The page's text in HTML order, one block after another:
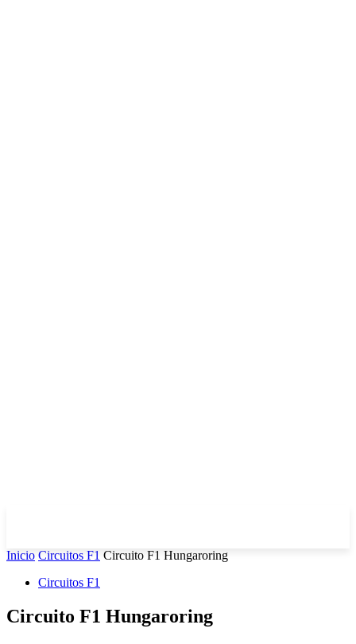
Inicio Circuitos F1 Circuito F1 Hungaroring
Circuitos F1
Circuito F1 Hungaroring